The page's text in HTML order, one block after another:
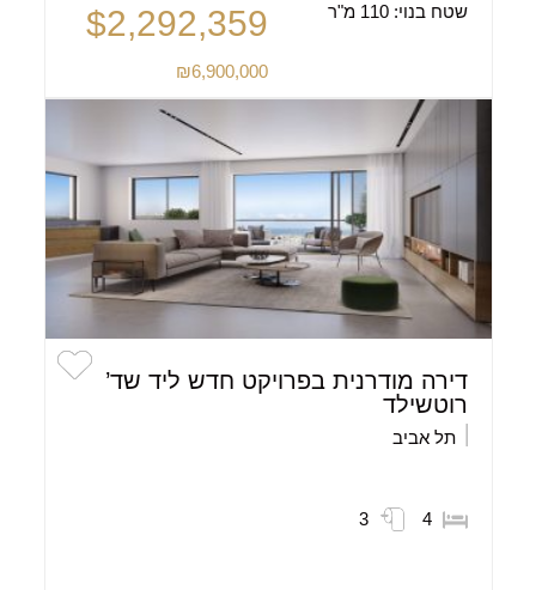
שטח בנוי:110 מ"ר $2,292,359
₪6,900,000
דירה מודרנית בפרויקט חדש ליד שד’
רוטשילד
תל אביב
4
3